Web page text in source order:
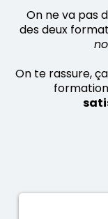
On ne va pas
des deux
On te rassure,